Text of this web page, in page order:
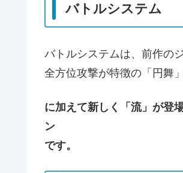
バトルシステム
バトルシステムは、前作の
全方位攻撃が特徴の「円舞
に加えて新しく「流」が登
ン
です。